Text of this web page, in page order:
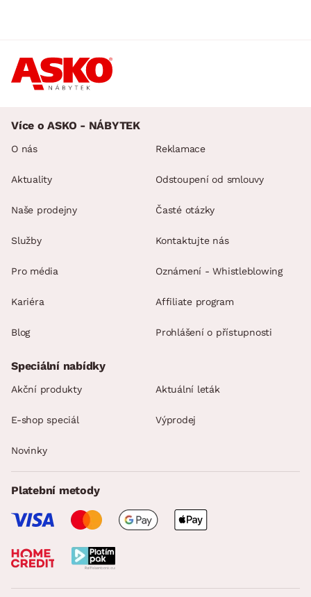
Více o ASKO - NÁBYTEK
O nás
Aktuality
Naše prodejny
Služby
Pro média
Kariéra
Blog
Reklamace
Odstoupení od smlouvy
Časté otázky
Kontaktujte nás
Oznámení - Whistleblowing
Affiliate program
Prohlášení o přístupnosti
Speciální nabídky
Akční produkty Aktuální leták
E-shop speciál Výprodej
Novinky
Platební metody